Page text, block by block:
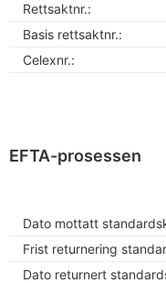
Rettsaktnr.:
Basis rettsaktnr.:
Celexnr.:
EFTA-prosessen
Dato mottatt
Frist returnering
Dato returnert